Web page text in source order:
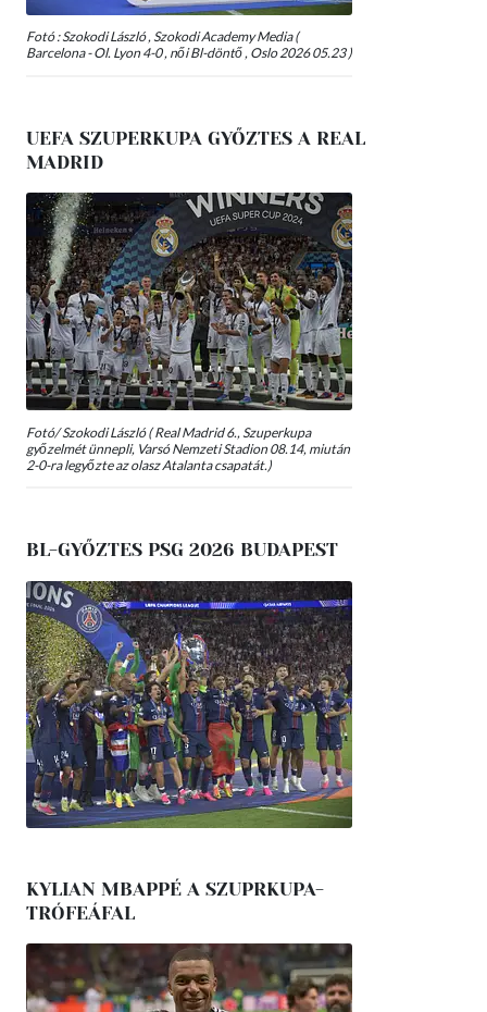
Fotó : Szokodi László , Szokodi Academy Media (
Barcelona - Ol. Lyon 4-0 , női Bl-döntő , Oslo 2026 05.23 )
UEFA SZUPERKUPA GYŐZTES A REAL
MADRID
Fotó/ Szokodi László ( Real Madrid 6., Szuperkupa
győzelmét ünnepli, Varsó Nemzeti Stadion 08.14, miután
2-0-ra legyőzte az olasz Atalanta csapatát.)
BL-GYŐZTES PSG 2026 BUDAPEST
KYLIAN MBAPPÉ A SZUPRKUPA-
TRÓFEÁFAL